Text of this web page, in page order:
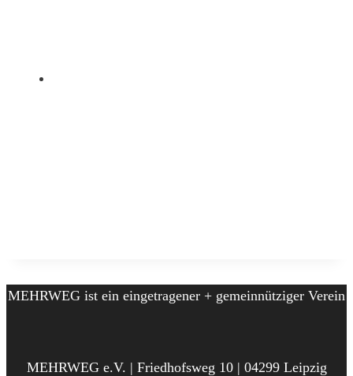
MEHRWEG ist ein eingetragener + gemeinnütziger Verein
MEHRWEG e.V. | Friedhofsweg 10 | 04299 Leipzig